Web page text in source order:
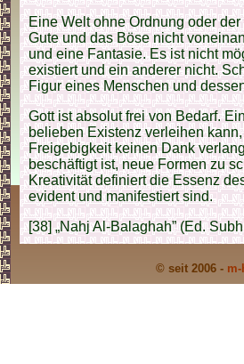
Eine Welt ohne Ordnung oder
Gute und das Böse nicht
und eine Fantasie. Es ist nicht
existiert und ein anderer nicht.
Figur eines Menschen und
Gott ist absolut frei von Bedarf.
belieben Existenz verleihen
Freigebigkeit keinen Dank
beschäftigt ist, neue Formen zu
Kreativität definiert die Essenz
evident und manifestiert sind.
[38] „Nahj Al-Balaghah” (Ed.
© seit 2006 -